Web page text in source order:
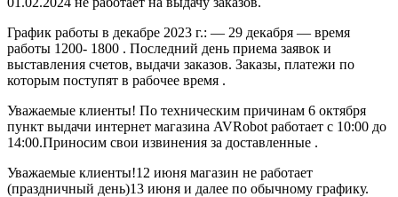
График работы в декабре 2023 г.: — 29 декабря — время
работы 1200- 1800 . Последний день приема заявок и
выставления счетов, выдачи заказов. Заказы, платежи по
которым поступят в рабочее время .
Уважаемые клиенты! По техническим причинам 6 октября
пункт выдачи интернет магазина AVRobot работает с 10:00 до
14:00.Приносим свои извинения за доставленные .
Уважаемые клиенты!12 июня магазин не работает
(праздничный день)13 июня и далее по обычному графику.